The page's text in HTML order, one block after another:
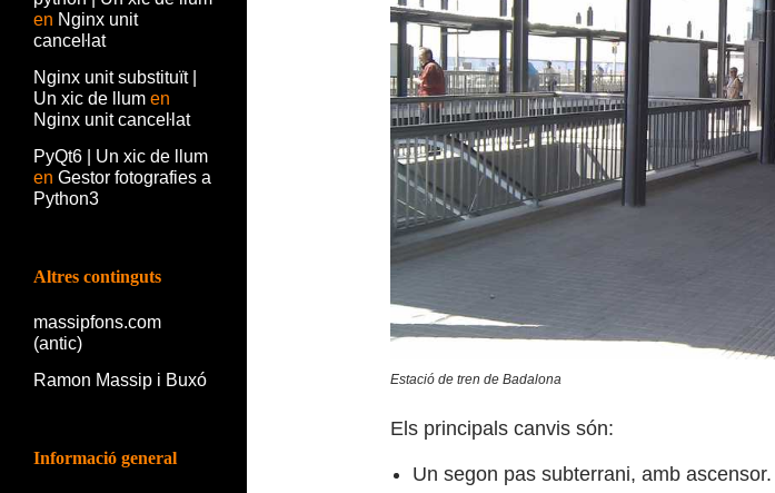
Estació de tren de Badalona
Els principals canvis són:
Un segon pas subterrani, amb ascensor.
en Nginx unit
canceŀlat
Nginx unit substituït |
Un xic de llum en
Nginx unit canceŀlat
PyQt6 | Un xic de llum
en Gestor fotografies a
Python3
Altres continguts
massipfons.com
(antic)
Ramon Massip i Buxó
Informació general